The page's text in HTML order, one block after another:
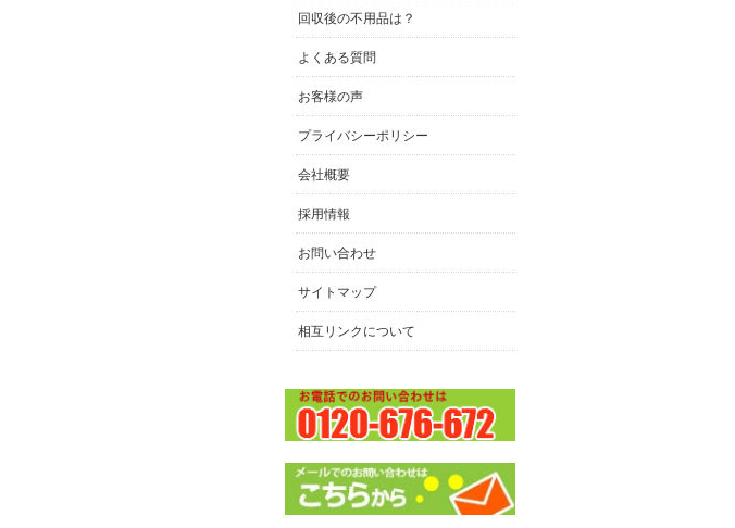
回収後の不用品は？
よくある質問
お客様の声
プライバシーポリシー
会社概要
採用情報
お問い合わせ
サイトマップ
相互リンクについて